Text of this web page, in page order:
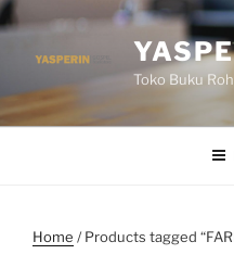
Skip
to
content
Toko Buku
Home / Products tagged